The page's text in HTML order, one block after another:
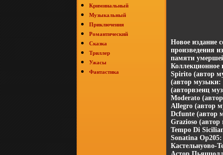
Криминальный
Музыкальный
Приключения
Романтический
Сказка
Триллер
Ужасы
Фантастика
Новое издание
произведения
памяти
Коллекционное
Spirito (автор
(автор музыки:
(авторвзенц
Moderato
Allegro (автор
Dcfunte (автор
Grazioso
Tempo Di
Sonatina
Кастельнуово-